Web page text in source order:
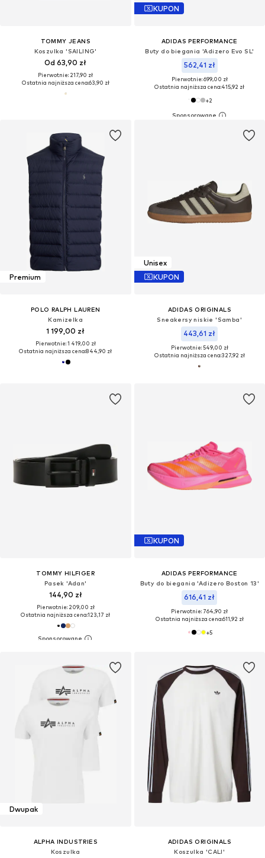
TOMMY JEANS
Koszulka 'SAILING'
Od 63,90 zł
Pierwotnie: 217,90 zł
Ostatnia najniższa cena:63,90 zł
KUPON
ADIDAS PERFORMANCE
Buty do biegania 'Adizero Evo SL'
562,41 zł
Pierwotnie: 699,00 zł
Ostatnia najniższa cena:415,92 zł
+2
Premium
POLO RALPH LAUREN
Kamizelka
1 199,00 zł
Pierwotnie: 1 419,00 zł
Ostatnia najniższa cena:844,90 zł
Unisex
KUPON
ADIDAS ORIGINALS
Sneakersy niskie 'Samba'
443,61 zł
Pierwotnie: 549,00 zł
Ostatnia najniższa cena:327,92 zł
TOMMY HILFIGER
Pasek 'Adan'
144,90 zł
Pierwotnie: 209,00 zł
Ostatnia najniższa cena:123,17 zł
KUPON
ADIDAS PERFORMANCE
Buty do biegania 'Adizero Boston 13'
616,41 zł
Pierwotnie: 764,90 zł
Ostatnia najniższa cena:611,92 zł
+5
Dwupak
ALPHA INDUSTRIES
Koszulka
ADIDAS ORIGINALS
Koszulka 'CALI'